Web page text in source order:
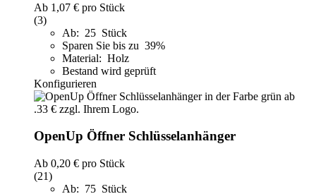
Ab 1,07 € pro Stück
(3)
Ab: 25 Stück
Sparen Sie bis zu 39%
Material: Holz
Bestand wird geprüft
Konfigurieren
OpenUp Öffner Schlüsselanhänger
Ab 0,20 € pro Stück
(21)
Ab: 75 Stück